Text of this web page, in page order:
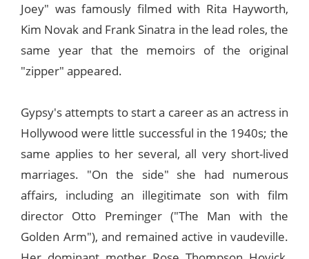
Joey" was famously filmed with Rita Hayworth,
Kim Novak and Frank Sinatra in the lead roles, the
same year that the memoirs of the original
"zipper" appeared.
Gypsy's attempts to start a career as an actress in
Hollywood were little successful in the 1940s; the
same applies to her several, all very short-lived
marriages. "On the side" she had numerous
affairs, including an illegitimate son with film
director Otto Preminger ("The Man with the
Golden Arm"), and remained active in vaudeville.